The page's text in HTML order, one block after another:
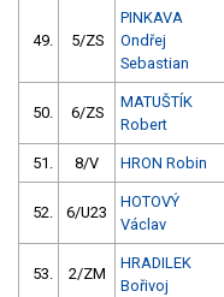
49. 5/ZS
PINKAVA
Ondřej
Sebastian
50. 6/ZS
MATUŠTÍK
Robert
51. 8/V HRON Robin
52. 6/U23
HOTOVÝ
Václav
53. 2/ZM
HRADILEK
Bořivoj